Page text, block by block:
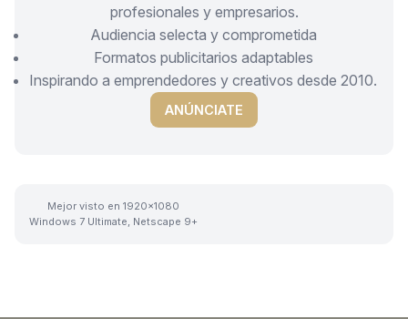
profesionales y empresarios.
Audiencia selecta y comprometida
Formatos publicitarios adaptables
Inspirando a emprendedores y creativos desde 2010.
ANÚNCIATE
Mejor visto en 1920x1080
Windows 7 Ultimate, Netscape 9+